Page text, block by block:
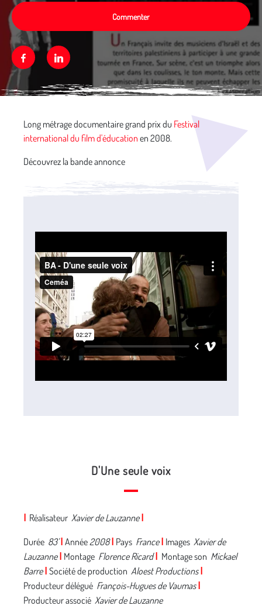
Commenter
FacebookLinkedin
Long métrage documentaire grand prix du Festival
international du film d'éducation en 2008.
Découvrez la bande annonce
D'Une seule voix
Réalisateur Xavier de Lauzanne
Durée 83' Année 2008 Pays France Images Xavier de
Lauzanne Montage Florence Ricard Montage son Mickael
Barre Société de production Aloest Productions
Producteur délégué François-Hugues de Vaumas
Producteur associé Xavier de Lauzanne